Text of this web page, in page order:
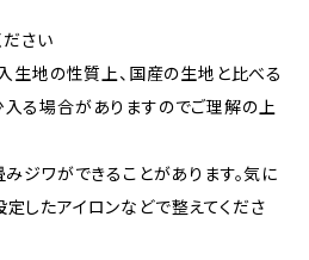
ださい
生地の性質上、国産の生地と比べる
る場合がありますのでご理解の上
ジワができることがあります。気に
したアイロンなどで整えてくださ